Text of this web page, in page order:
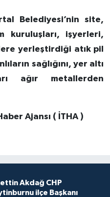
Belediyesi’nin site,
kuruluşları, işyerleri,
yerleştirdiği atık pil
sağlığını, yer altı
ağır metallerden
Ajansı ( İTHA )
Akdağ CHP
ilçe Başkanı